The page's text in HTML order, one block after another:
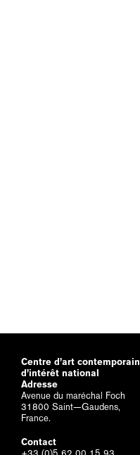
Centre d’art contemporain
d’intérêt national
Adresse
Avenue du maréchal Foch
31800 Saint—Gaudens,
France.
Contact